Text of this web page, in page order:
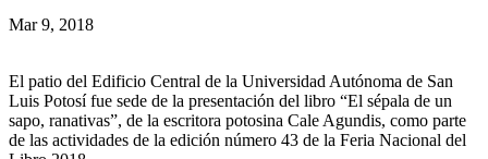
Mar 9, 2018
El patio del Edificio Central de la Universidad Autónoma de San
Luis Potosí fue sede de la presentación del libro “El sépala de un
sapo, ranativas”, de la escritora potosina Cale Agundis, como parte
de las actividades de la edición número 43 de la Feria Nacional del